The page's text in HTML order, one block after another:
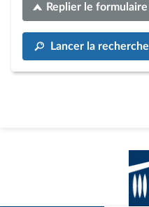
Replier le formulaire
Lancer la recherche